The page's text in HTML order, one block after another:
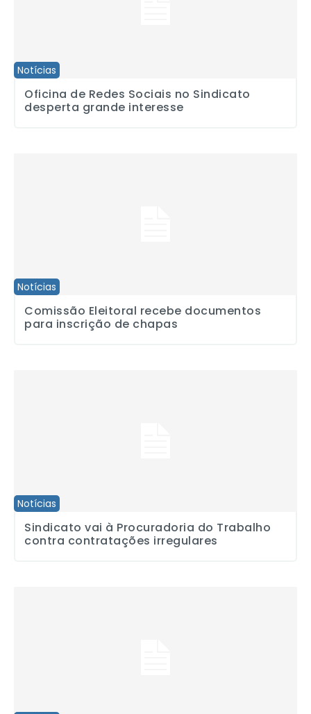
Notícias
Oficina de Redes Sociais no Sindicato
desperta grande interesse
Notícias
Comissão Eleitoral recebe documentos
para inscrição de chapas
Notícias
Sindicato vai à Procuradoria do Trabalho
contra contratações irregulares